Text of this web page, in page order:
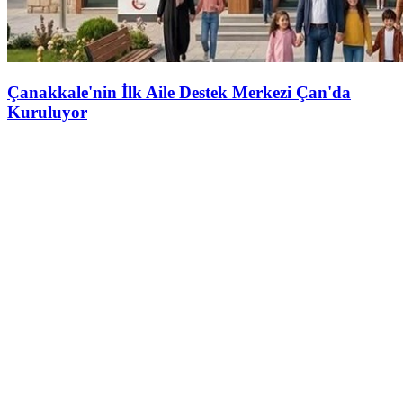
Çanakkale'nin İlk Aile Destek Merkezi Çan'da
Kuruluyor